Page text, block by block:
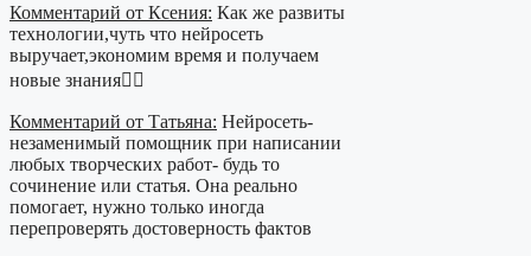
Комментарий от Ксения: Как же развиты
технологии,чуть что нейросеть
выручает,экономим время и получаем
новые знания👍🏻
Комментарий от Татьяна: Нейросеть-
незаменимый помощник при написании
любых творческих работ- будь то
сочинение или статья. Она реально
помогает, нужно только иногда
перепроверять достоверность фактов